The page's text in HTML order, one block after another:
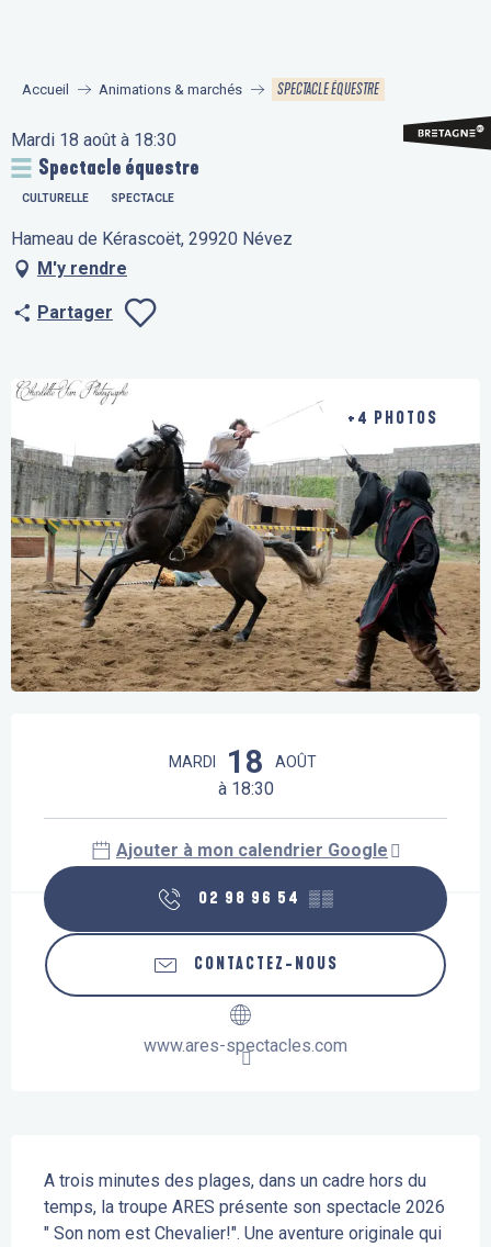
principal
Accueil Animations & marchés SPECTACLE ÉQUESTRE
Mardi 18 août à 18:30
Spectacle équestre
CULTURELLE SPECTACLE
Hameau de Kérascoët, 29920 Névez
M'y rendre
Partager
+4 PHOTOS
MARDI 18 AOÛT
à 18:30
Ajouter à mon calendrier Google
02 98 96 54 ▒▒
CONTACTEZ-NOUS
www.ares-spectacles.com
A trois minutes des plages, dans un cadre hors du
temps, la troupe ARES présente son spectacle 2026
" Son nom est Chevalier!". Une aventure originale qui